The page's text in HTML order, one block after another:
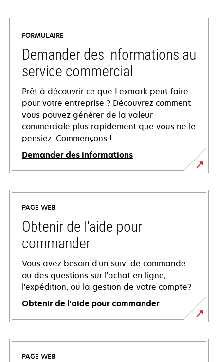
FORMULAIRE
Demander des informations au
service commercial
Prêt à découvrir ce que Lexmark peut faire
pour votre entreprise ? Découvrez comment
vous pouvez générer de la valeur
commerciale plus rapidement que vous ne le
pensiez. Commençons !
Demander des informations
PAGE WEB
Obtenir de l'aide pour
commander
Vous avez besoin d'un suivi de commande
ou des questions sur l'achat en ligne,
l'expédition, ou la gestion de votre compte?
Obtenir de l'aide pour commander
PAGE WEB